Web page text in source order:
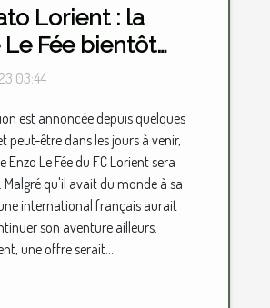
Lorient : la
Fée bientôt
?
03:44
est annoncée depuis quelques
peut-être dans les jours à venir,
Enzo Le Fée du FC Lorient sera
Malgré qu'il avait du monde à sa
international français aurait
son aventure ailleurs.
une offre serait...